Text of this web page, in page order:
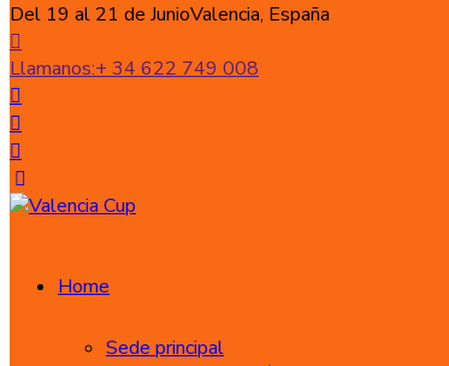
Del 19 al 21 de JunioValencia, España
Llamanos:+ 34 622 749 008
Home
Sede principal